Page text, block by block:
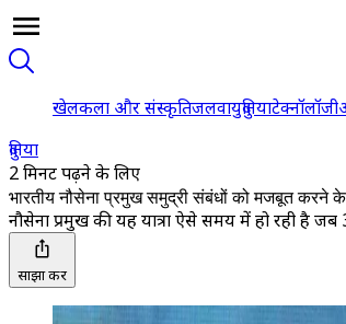
खेलकला और संस्कृतिजलवायुदुनियाटेक्नॉलॉजी
दुनिया
2 मिनट पढ़ने के लिए
भारतीय नौसेना प्रमुख समुद्री संबंधों को मजबूत करने के
नौसेना प्रमुख की यह यात्रा ऐसे समय में हो रही है
साझा करें